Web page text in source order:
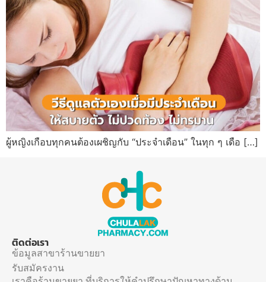
ผู้หญิงเกือบทุกคนต้องเผชิญกับ “ประจำเดือน” ในทุก ๆ เดือ […]
ติดต่อเรา
ข้อมูลสาขาร้านขายยา
รับสมัครงาน